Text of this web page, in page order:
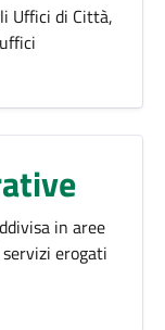
Uffici di Città,
in aree
erogati